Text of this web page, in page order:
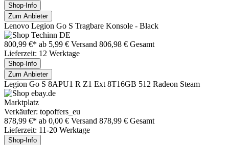
Shop-Info
Zum Anbieter
Lenovo Legion Go S Tragbare Konsole - Black
800,99 €* ab 5,99 € Versand 806,98 € Gesamt
Lieferzeit: 12 Werktage
Shop-Info
Zum Anbieter
Legion Go S 8APU1 R Z1 Ext 8T16GB 512 Radeon Steam
Marktplatz
Verkäufer: topoffers_eu
878,99 €* ab 0,00 € Versand 878,99 € Gesamt
Lieferzeit: 11-20 Werktage
Shop-Info